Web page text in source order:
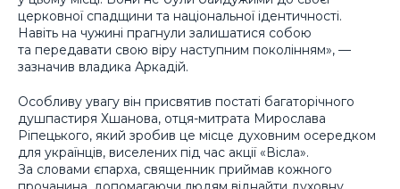
церковної спадщини та національної ідентичності.
Навіть на чужині прагнули залишатися собою
та передавати свою віру наступним поколінням», —
зазначив владика Аркадій.
Особливу увагу він присвятив постаті багаторічного
душпастиря Хшанова, отця-митрата Мирослава
Ріпецького, який зробив це місце духовним осередком
для українців, виселених під час акції «Вісла».
За словами єпарха, священник приймав кожного